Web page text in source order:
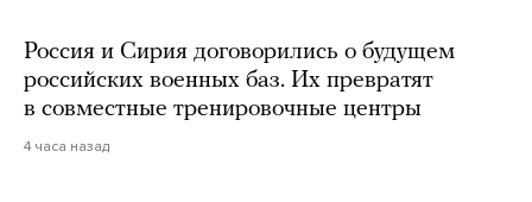
Россия и Сирия договорились о будущем
российских военных баз. Их превратят
в совместные тренировочные центры
4 часа назад